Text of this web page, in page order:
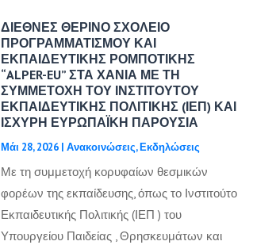
ΔΙΕΘΝΕΣ ΘΕΡΙΝΟ ΣΧΟΛΕΙΟ
ΠΡΟΓΡΑΜΜΑΤΙΣΜΟΥ ΚΑΙ
ΕΚΠΑΙΔΕΥΤΙΚΗΣ ΡΟΜΠΟΤΙΚΗΣ
“ALPER-EU” ΣΤΑ ΧΑΝΙΑ ΜΕ ΤΗ
ΣΥΜΜΕΤΟΧΗ ΤΟΥ ΙΝΣΤΙΤΟΥΤΟΥ
ΕΚΠΑΙΔΕΥΤΙΚΗΣ ΠΟΛΙΤΙΚΗΣ (ΙΕΠ) ΚΑΙ
ΙΣΧΥΡΗ ΕΥΡΩΠΑΪΚΗ ΠΑΡΟΥΣΙΑ
Μάι 28, 2026 |Ανακοινώσεις,Εκδηλώσεις
Με τη συμμετοχή κορυφαίων θεσμικών
φορέων της εκπαίδευσης, όπως το Ινστιτούτο
Εκπαιδευτικής Πολιτικής (ΙΕΠ ) του
Υπουργείου Παιδείας , Θρησκευμάτων και